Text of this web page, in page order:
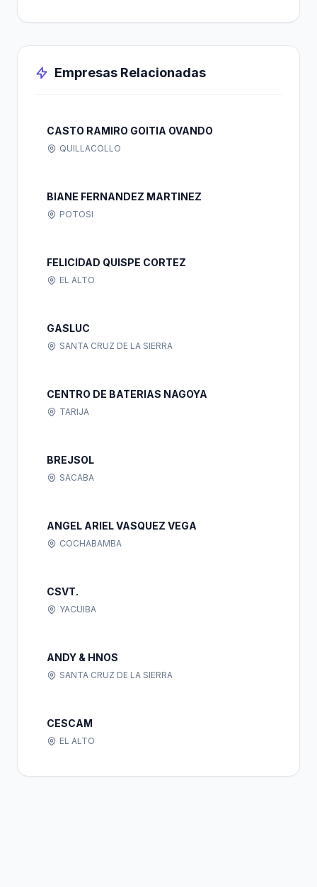
Empresas Relacionadas
CASTO RAMIRO GOITIA OVANDO
QUILLACOLLO
BIANE FERNANDEZ MARTINEZ
POTOSI
FELICIDAD QUISPE CORTEZ
EL ALTO
GASLUC
SANTA CRUZ DE LA SIERRA
CENTRO DE BATERIAS NAGOYA
TARIJA
BREJSOL
SACABA
ANGEL ARIEL VASQUEZ VEGA
COCHABAMBA
CSVT.
YACUIBA
ANDY & HNOS
SANTA CRUZ DE LA SIERRA
CESCAM
EL ALTO